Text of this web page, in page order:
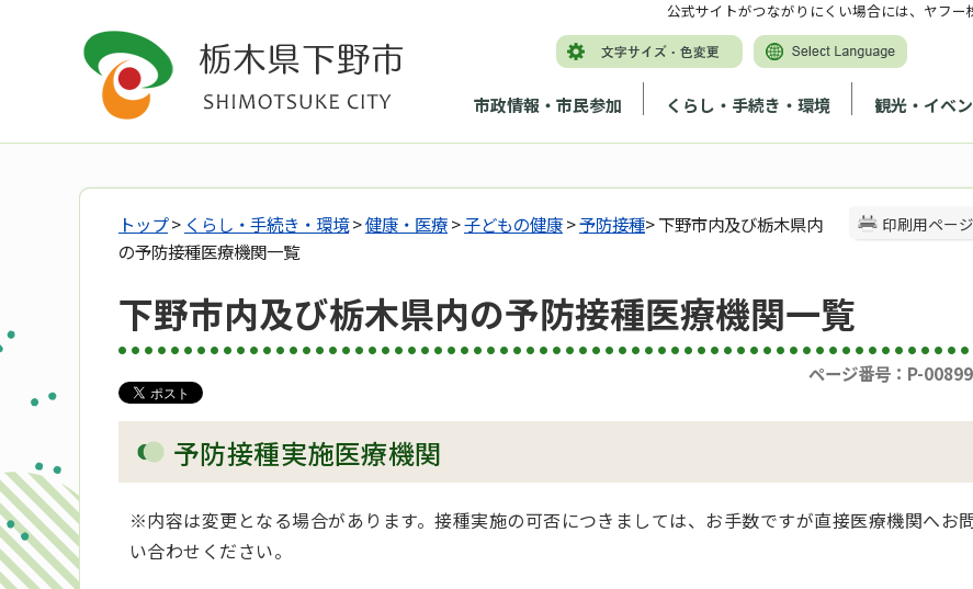
市政情報・市民参加 くらし・手続き・環境 観光・イベ
公式サイトがつながりにくい場合には、ヤフー
印刷用ページ
トップ> くらし・手続き・環境>健康・医療>子どもの健康>予防接種> 下野市内及び栃木県内
の予防接種医療機関一覧
下野市内及び栃木県内の予防接種医療機関一覧
ページ番号：P-
予防接種実施医療機関
※内容は変更となる場合があります。接種実施の可否につきましては、お手数ですが直接医療機関へお
い合わせください。